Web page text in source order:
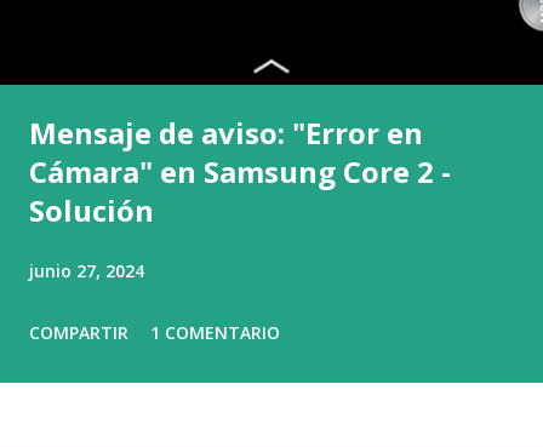
Mensaje de aviso: "Error en
Cámara" en Samsung Core 2 -
Solución
junio 27, 2024
COMPARTIR 1 COMENTARIO